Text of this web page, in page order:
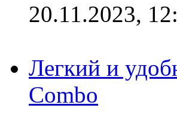
20.11.2023,
Легкий и
Combo